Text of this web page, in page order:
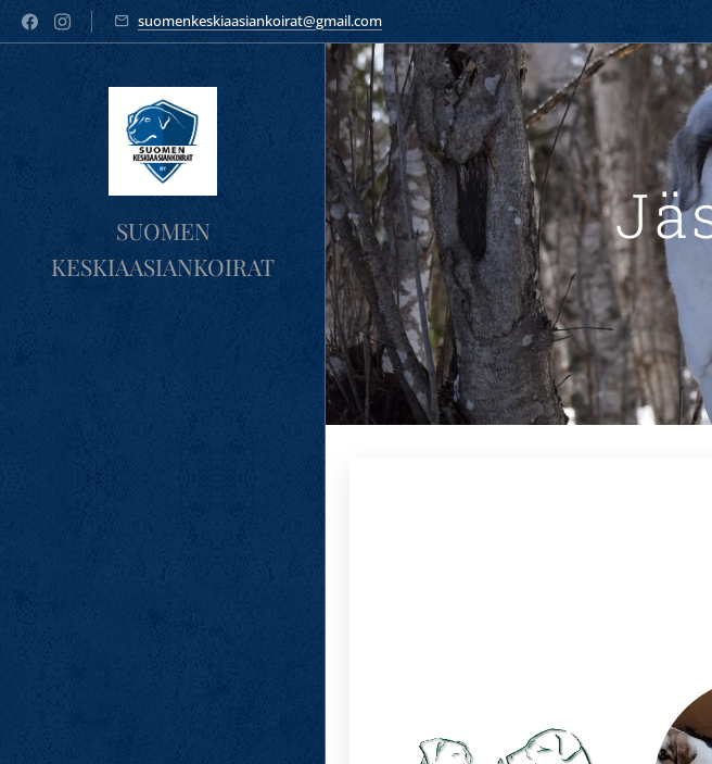
suomenkeskiaasiankoirat@gmail.com
SUOMEN
KESKIAASIANKOIRAT